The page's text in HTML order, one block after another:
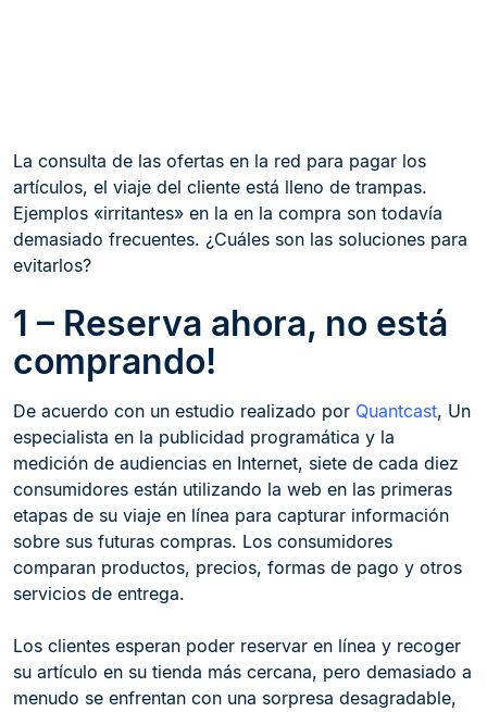
La consulta de las ofertas en la red para pagar los
artículos, el viaje del cliente está lleno de trampas.
Ejemplos «irritantes» en la en la compra son todavía
demasiado frecuentes. ¿Cuáles son las soluciones para
evitarlos?
1 – Reserva ahora, no está
comprando!
De acuerdo con un estudio realizado por Quantcast, Un
especialista en la publicidad programática y la
medición de audiencias en Internet, siete de cada diez
consumidores están utilizando la web en las primeras
etapas de su viaje en línea para capturar información
sobre sus futuras compras. Los consumidores
comparan productos, precios, formas de pago y otros
servicios de entrega.
Los clientes esperan poder reservar en línea y recoger
su artículo en su tienda más cercana, pero demasiado a
menudo se enfrentan con una sorpresa desagradable,